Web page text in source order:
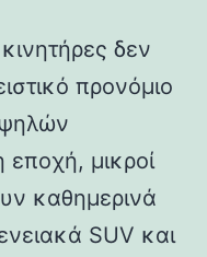
δεν
προνόμιο
μικροί
καθημερινά
SUV και